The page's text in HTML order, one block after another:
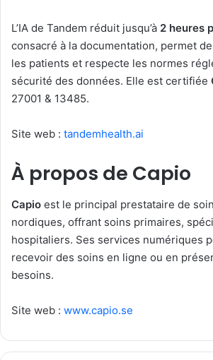
L’IA de Tandem réduit jusqu’à 2 heures
consacré à la documentation, permet
les patients et respecte les normes
sécurité des données. Elle est certifiée
27001 & 13485.
Site web : tandemhealth.ai
À propos de Capio
Capio est le principal prestataire de
nordiques, offrant soins primaires,
hospitaliers. Ses services numériques
recevoir des soins en ligne ou en
besoins.
Site web : www.capio.se